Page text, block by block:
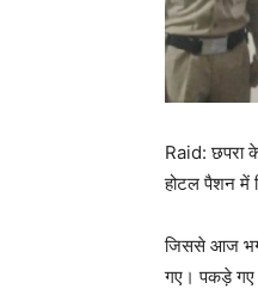
Raid: छपरा के
होटल पैशन में
जिससे आज
गए। पकड़े गए